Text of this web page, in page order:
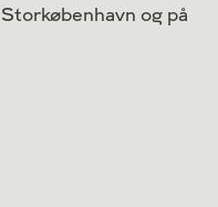
og på